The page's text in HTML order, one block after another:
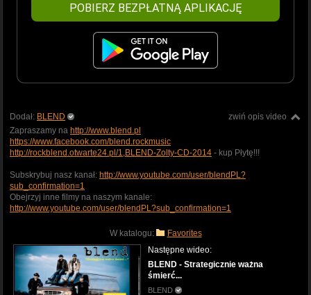
POBIERZ BEZPŁATNĄ APLIKACJĘ
zwiń opis video
Dodał: BLEND
Zapraszamy na http://www.blend.pl
https://www.facebook.com/blend.rockmusic
http://rockblend.otwarte24.pl/1,BLEND-Zolty-CD-2014 - kup Płytę!!!
Subskrybuj nasz kanał: http://www.youtube.com/user/blendPL?
sub_confirmation=1
Obejrzyj inne filmy na naszym kanale:
http://www.youtube.com/user/blendPL?sub_confirmation=1
W katalogu: Favorites
Następne wideo:
BLEND - Strategicznie ważna
śmierć...
BLEND